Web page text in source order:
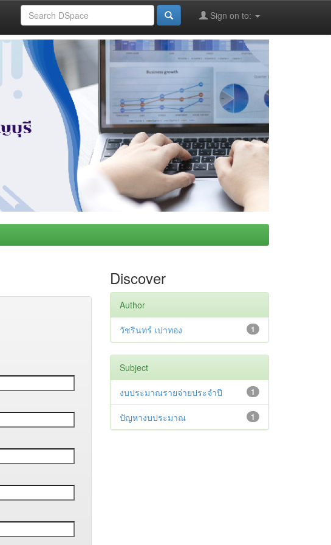
Sign on to:
Discover
Author
1
วัชรินทร์ เปาทอง
Subject
1
งบประมาณรายจ่ายประจำปี
1
ปัญหางบประมาณ